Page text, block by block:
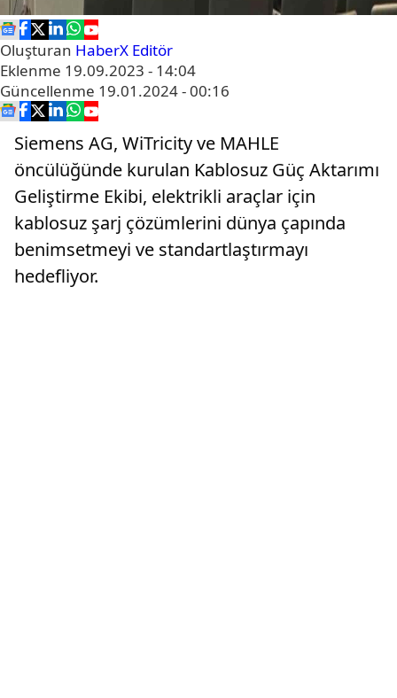
Oluşturan HaberX Editör
Eklenme 19.09.2023 - 14:04
Güncellenme 19.01.2024 - 00:16
Siemens AG, WiTricity ve MAHLE
öncülüğünde kurulan Kablosuz Güç Aktarımı
Geliştirme Ekibi, elektrikli araçlar için
kablosuz şarj çözümlerini dünya çapında
benimsetmeyi ve standartlaştırmayı
hedefliyor.